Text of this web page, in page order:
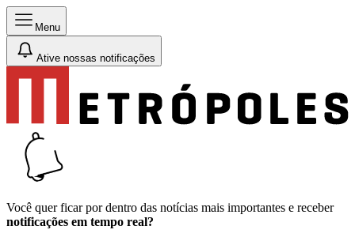
Menu
Ative nossas notificações
Você quer ficar por dentro das notícias mais importantes e receber
notificações em tempo real?